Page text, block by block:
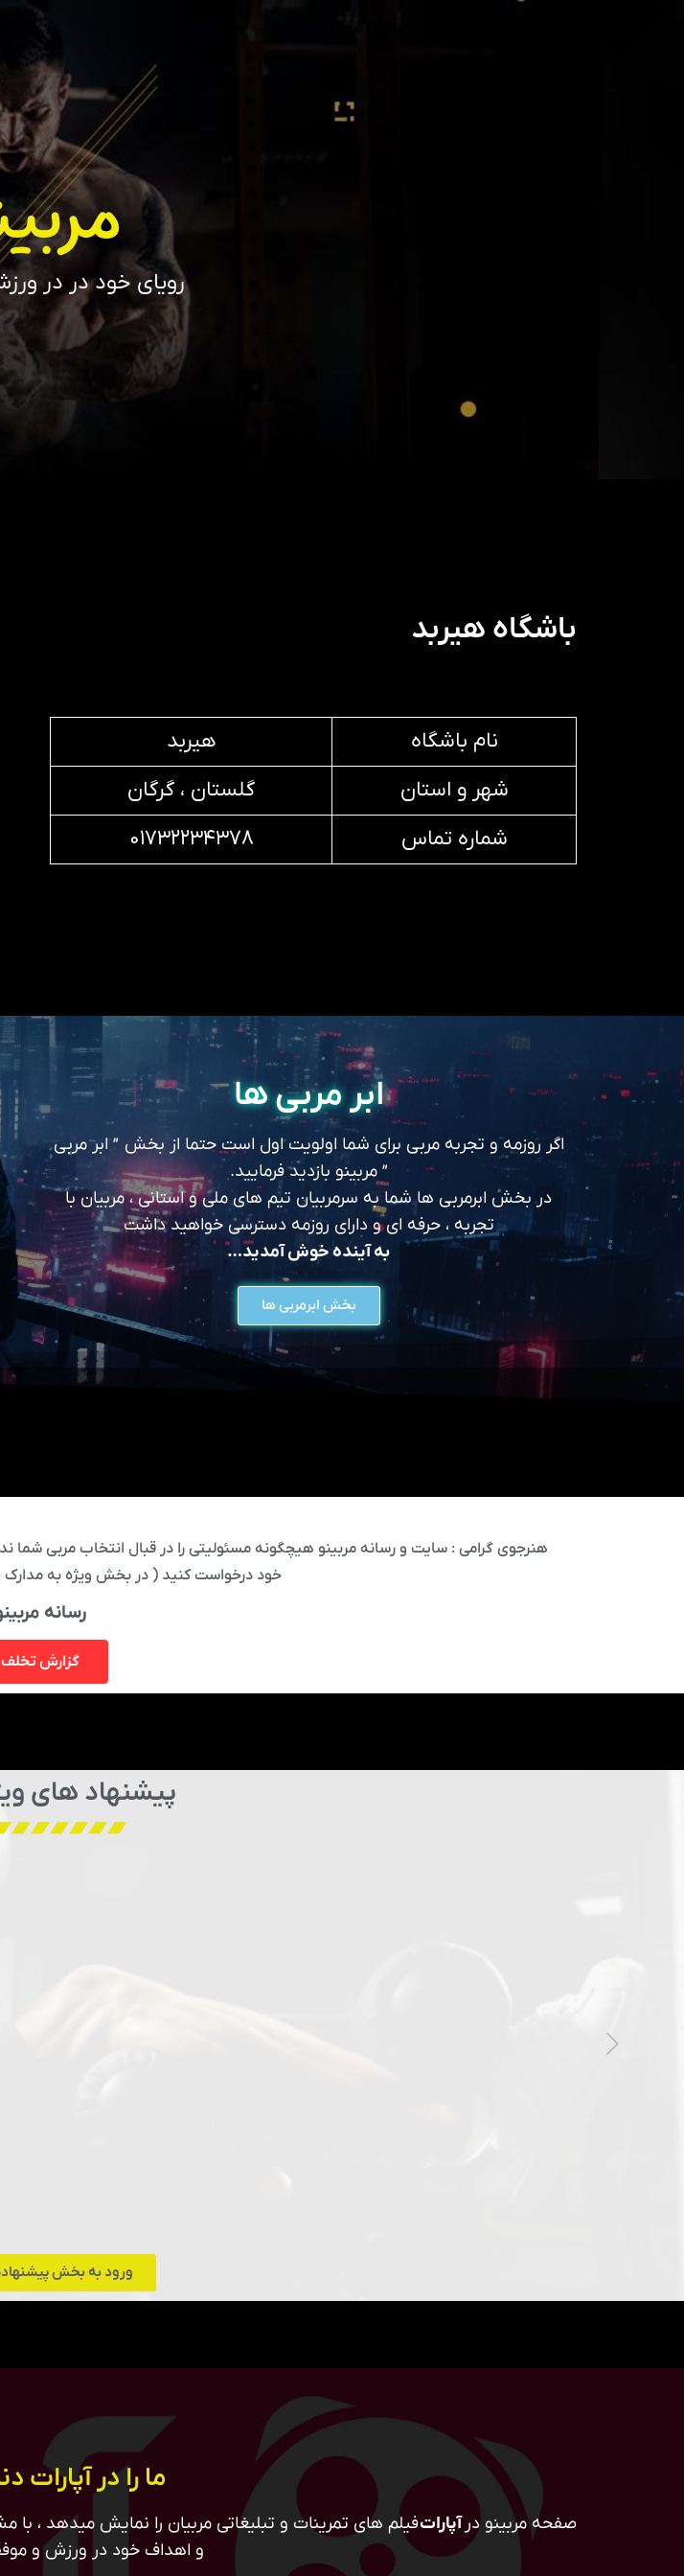
رویای خود در در
باشگاه هیربد
نام باشگاه
هیربد
شهر و استان
گلستان ، گرگان
شماره تماس
۰۱۷۳۲۲۳۴۳۷۸
ابر مربی ها
اگر روزمه و تجربه مربی برای شما اولویت اول است حتما از بخش ” ابر مربی
” مربینو بازدید فرمایید.
در بخش ابرمربی ها شما به سرمربیان تیم های ملی و استانی ، مربیان با
تجربه ، حرفه ای و دارای روزمه دسترسی خواهید داشت
به آینده خوش آمدید…
بخش ابرمربی ها
هنرجوی گرامی : سایت و رسانه مربینو هیچگونه مسئولیتی را در قبال انتخاب مربی شما
خود درخواست کنید ( در بخش ویژه به
رسانه
گزارش تخلف
پیشنهاد های
ورود به بخش
ما را در آپارات
صفحه مربینو در آپاراتفیلم های تمرینات و تبلیغاتی مربیان را نمایش میدهد ، با
و اهداف خود در ورزش و